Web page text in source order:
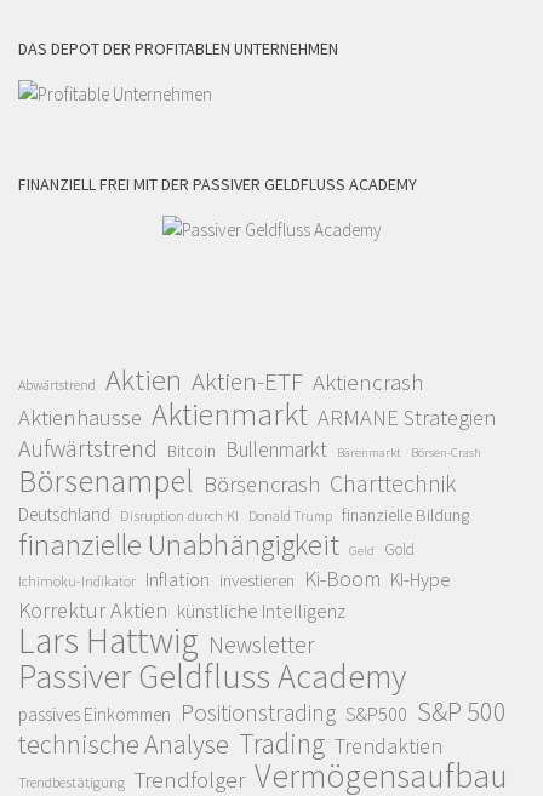
DAS DEPOT DER PROFITABLEN UNTERNEHMEN
FINANZIELL FREI MIT DER PASSIVER GELDFLUSS ACADEMY
Abwärtstrend Aktien Aktien-ETF Aktiencrash
Aktienhausse Aktienmarkt ARMANE Strategien
Aufwärtstrend Bitcoin Bullenmarkt Bärenmarkt Börsen-Crash
Börsenampel Börsencrash Charttechnik
Deutschland Disruption durch KI Donald Trump finanzielle Bildung
finanzielle Unabhängigkeit Geld Gold
Ichimoku-Indikator Inflation investieren Ki-Boom KI-Hype
Korrektur Aktien künstliche Intelligenz
Lars Hattwig Newsletter
Passiver Geldfluss Academy
passives Einkommen Positionstrading S&P500 S&P 500
technische Analyse Trading Trendaktien
Trendbestätigung Trendfolger Vermögensaufbau